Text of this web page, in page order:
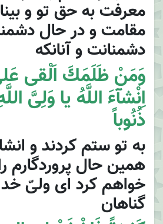
معرفت به حق تو و
مقامت و در حال
دشمنانت و آنانكه
وَمَنْ ظَلَمَكَ اَلْقى
اِنْشآءَ اللَّهُ يا وَلِىَّ
ذُنُوباً
به تو ستم كردند و
همين حال پروردگارم
خواهم كرد اى ولىّ
گناهان